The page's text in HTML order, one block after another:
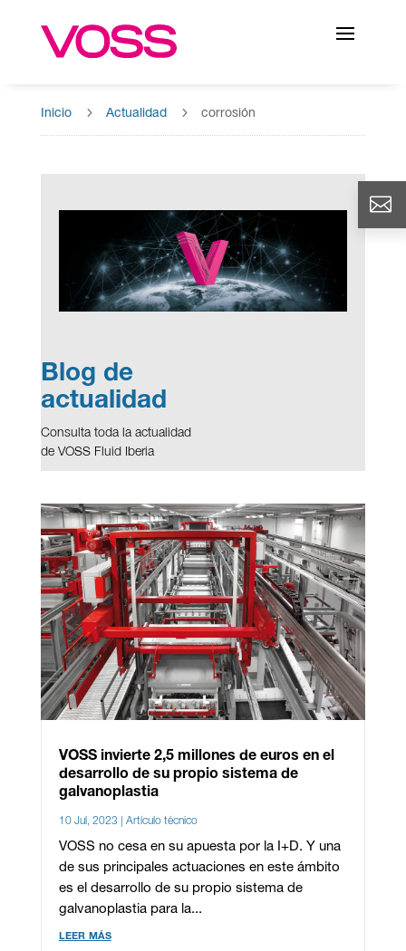
Inicio 5 Actualidad 5 corrosión
Blog de
actualidad
Consulta toda la actualidad
de VOSS Fluid Iberia
VOSS invierte 2,5 millones de euros en el
desarrollo de su propio sistema de
galvanoplastia
10 Jul, 2023 Artículo técnico
VOSS no cesa en su apuesta por la I+D. Y una
de sus principales actuaciones en este ámbito
es el desarrollo de su propio sistema de
galvanoplastia para la...
leer más